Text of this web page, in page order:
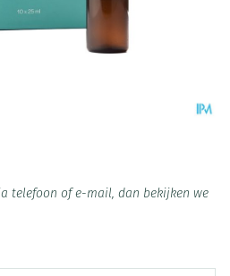
telefoon of e-mail, dan bekijken we